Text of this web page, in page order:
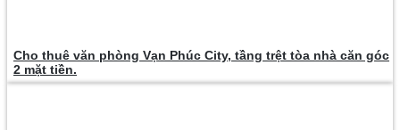
Cho thuê văn phòng Vạn Phúc City, tầng trệt tòa nhà căn góc
2 mặt tiền.